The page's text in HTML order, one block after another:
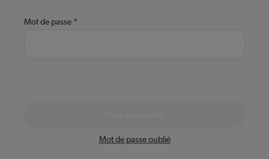
Mot de passe
Mot de passe oublié